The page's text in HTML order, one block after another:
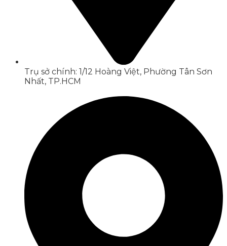
Trụ sở chính: 1/12 Hoàng Việt, Phường Tân Sơn
Nhất, TP.HCM